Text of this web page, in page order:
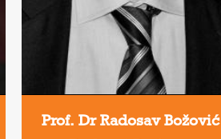
Prof. Dr Radosav Božović